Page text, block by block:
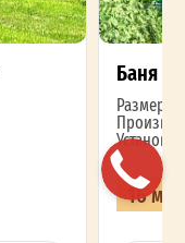
Баня
Размеры:
16 м